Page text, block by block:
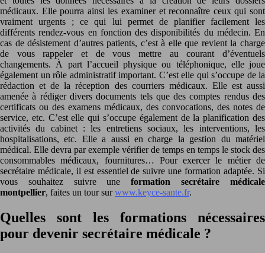
médicaux. Elle pourra ainsi les examiner et reconnaître ceux qui sont
vraiment urgents ; ce qui lui permet de planifier facilement les
différents rendez-vous en fonction des disponibilités du médecin. En
cas de désistement d’autres patients, c’est à elle que revient la charge
de vous rappeler et de vous mettre au courant d’éventuels
changements. À part l’accueil physique ou téléphonique, elle joue
également un rôle administratif important. C’est elle qui s’occupe de la
rédaction et de la réception des courriers médicaux. Elle est aussi
amenée à rédiger divers documents tels que des comptes rendus des
certificats ou des examens médicaux, des convocations, des notes de
service, etc. C’est elle qui s’occupe également de la planification des
activités du cabinet : les entretiens sociaux, les interventions, les
hospitalisations, etc. Elle a aussi en charge la gestion du matériel
médical. Elle devra par exemple vérifier de temps en temps le stock des
consommables médicaux, fournitures… Pour exercer le métier de
secrétaire médicale, il est essentiel de suivre une formation adaptée. Si
vous souhaitez suivre uneformation secrétaire médicale
montpellier, faites un tour surwww.keyce-sante.fr.
Quelles sont les formations nécessaires
pour devenir secrétaire médicale ?